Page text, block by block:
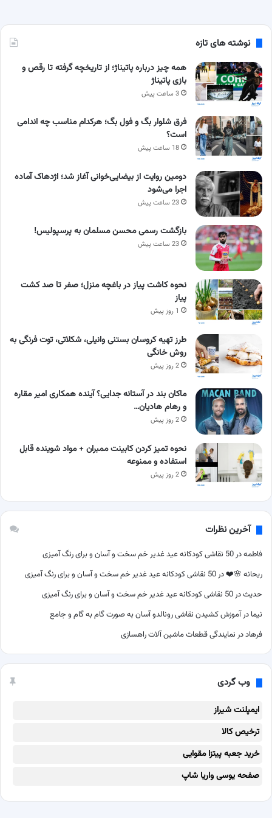
نوشته های تازه
همه چیز درباره پاتیناژ؛ از تاریخچه گرفته تا رقص و
بازی پاتیناژ
3 ساعت پیش
فرق شلوار بگ و فول بگ؛ هرکدام مناسب چه اندامی
است؟
18 ساعت پیش
دومین روایت از بیضایی‌خوانی آغاز شد؛ اژدهاک آماده
اجرا می‌شود
23 ساعت پیش
بازگشت رسمی محسن مسلمان به پرسپولیس!
23 ساعت پیش
نحوه کاشت پیاز در باغچه منزل؛ صفر تا صد کشت
پیاز
1 روز پیش
طرز تهیه کروسان بستنی وانیلی، شکلاتی، توت فرنگی به
روش خانگی
2 روز پیش
ماکان بند در آستانه جدایی؟ آینده همکاری امیر مقاره
و رهام هادیان…
2 روز پیش
نحوه تمیز کردن کابینت ممبران + مواد شوینده قابل
استفاده و ممنوعه
2 روز پیش
آخرین نظرات
فاطمهدر50 نقاشی کودکانه عید غدیر خم سخت و آسان و برای رنگ آمیزی
ریحانه 🌸❤️در50 نقاشی کودکانه عید غدیر خم سخت و آسان و برای رنگ آمیزی
حدیثدر50 نقاشی کودکانه عید غدیر خم سخت و آسان و برای رنگ آمیزی
نیما درآموزش کشیدن نقاشی رونالدو آسان به صورت گام به گام و جامع
فرهاددر نمایندگی قطعات ماشین آلات راهسازی
وب گردی
ایمپلنت شیراز
ترخیص کالا
خرید جعبه پیتزا مقوایی
صفحه یوسی واریا شاپ